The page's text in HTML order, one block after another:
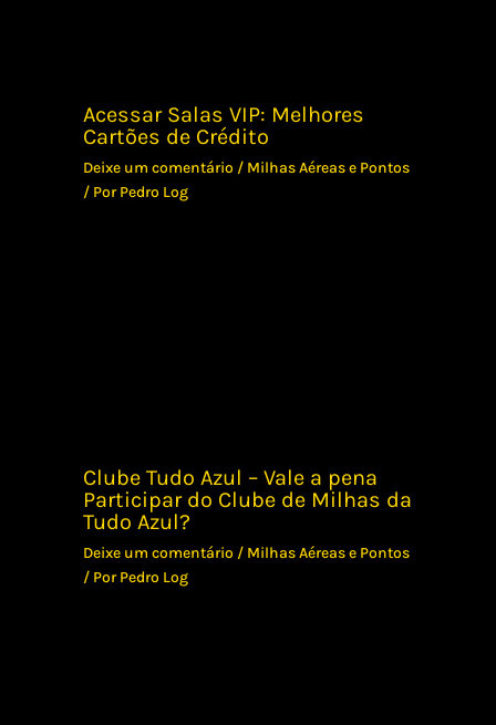
Acessar Salas VIP: Melhores
Cartões de Crédito
Deixe um comentário / Milhas Aéreas e Pontos
/ PorPedro Log
Clube Tudo Azul – Vale a pena
Participar do Clube de Milhas da
Tudo Azul?
Deixe um comentário / Milhas Aéreas e Pontos
/ PorPedro Log